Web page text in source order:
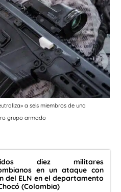
a seis miembros de una
grupo armado
diez militares
en un ataque con
del ELN en el departamento
(Colombia)